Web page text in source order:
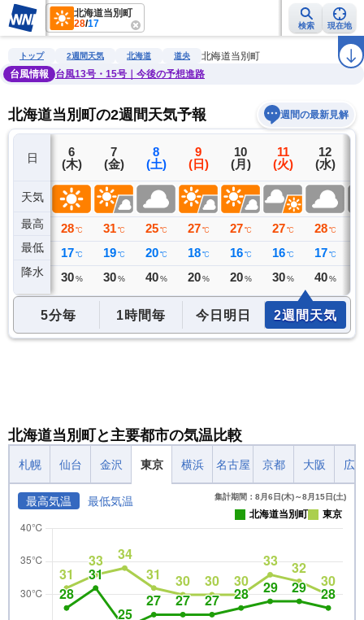
北海道当別町
28/17 検索 現在地
雨雲レーダー 台風情報 地震情報 警報・注意報 ラ
トップ 2週間天気 北海道 道央
北海道当別町
台風情報
台風13号・15号｜今後の予想進路
北海道当別町の2週間天気予報 週間の最新見解
日
天気
最高
最低
降水
5
(水)
27 ℃
16 ℃
0 ミリ
6
(木)
28 ℃
17 ℃
30 %
7
(金)
31 ℃
19 ℃
30 %
8
(土)
25 ℃
20 ℃
40 %
9
(日)
27 ℃
18 ℃
20 %
10
(月)
27 ℃
16 ℃
20 %
11
(火)
27 ℃
16 ℃
30 %
12
(水)
28 ℃
17 ℃
40 %
5分毎 1時間毎 今日明日 2週間天気
北海道当別町と主要都市の気温比較
札幌 仙台 金沢 東京 横浜 名古屋 京都 大阪 広
最高気温 最低気温 集計期間：8月6日(木)～8月15日(土)
北海道当別町 東京